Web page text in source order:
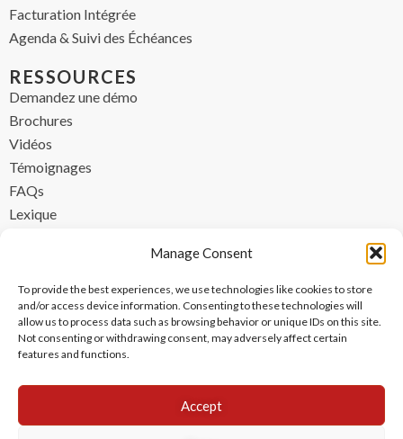
Manage Consent
To provide the best experiences, we use technologies like cookies to store
and/or access device information. Consenting to these technologies will
allow us to process data such as browsing behavior or unique IDs on this site.
Not consenting or withdrawing consent, may adversely affect certain
features and functions.
Accept
Facturation Intégrée
Agenda & Suivi des Échéances
RESSOURCES
Demandez une démo
Brochures
Vidéos
Témoignages
FAQs
Lexique
FR +33 (0) 1 84 17 45 32
UK +44 (0) 203 445 0535